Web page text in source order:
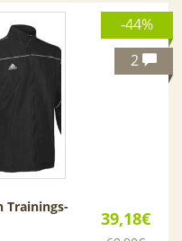
-44%
2
39,18€
Trainings-